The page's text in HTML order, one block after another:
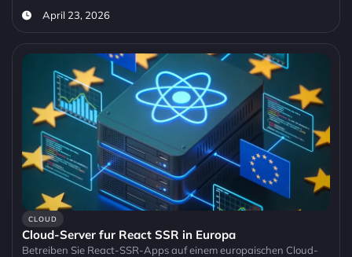
April 23, 2026
CLOUD
Cloud-Server fur React SSR in Europa
Betreiben Sie React-SSR-Apps auf einem europaischen Cloud-